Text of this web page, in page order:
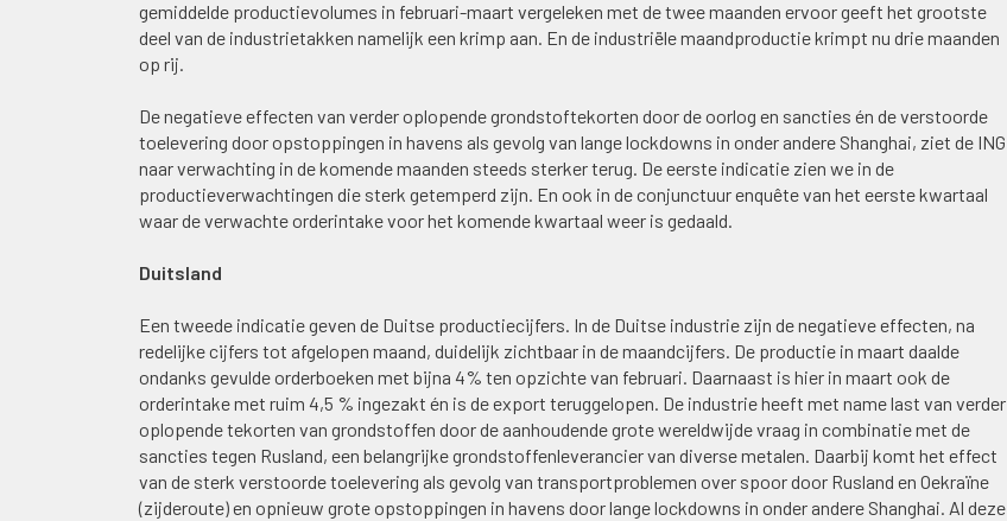
gemiddelde productievolumes in februari-maart vergeleken met de twee maanden ervoor geeft het grootste
deel van de industrietakken namelijk een krimp aan. En de industriële maandproductie krimpt nu drie maanden
op rij.
De negatieve effecten van verder oplopende grondstoftekorten door de oorlog en sancties én de verstoorde
toelevering door opstoppingen in havens als gevolg van lange lockdowns in onder andere Shanghai, ziet de ING
naar verwachting in de komende maanden steeds sterker terug. De eerste indicatie zien we in de
productieverwachtingen die sterk getemperd zijn. En ook in de conjunctuur enquête van het eerste kwartaal
waar de verwachte orderintake voor het komende kwartaal weer is gedaald.
Duitsland
Een tweede indicatie geven de Duitse productiecijfers. In de Duitse industrie zijn de negatieve effecten, na
redelijke cijfers tot afgelopen maand, duidelijk zichtbaar in de maandcijfers. De productie in maart daalde
ondanks gevulde orderboeken met bijna 4% ten opzichte van februari. Daarnaast is hier in maart ook de
orderintake met ruim 4,5 % ingezakt én is de export teruggelopen. De industrie heeft met name last van verder
oplopende tekorten van grondstoffen door de aanhoudende grote wereldwijde vraag in combinatie met de
sancties tegen Rusland, een belangrijke grondstoffenleverancier van diverse metalen. Daarbij komt het effect
van de sterk verstoorde toelevering als gevolg van transportproblemen over spoor door Rusland en Oekraïne
(zijderoute) en opnieuw grote opstoppingen in havens door lange lockdowns in onder andere Shanghai. Al deze